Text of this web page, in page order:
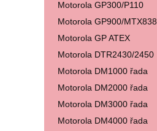
Motorola GP300/P110
Motorola GP900/MTX838
Motorola GP ATEX
Motorola DTR2430/2450
Motorola DM1000 řada
Motorola DM2000 řada
Motorola DM3000 řada
Motorola DM4000 řada